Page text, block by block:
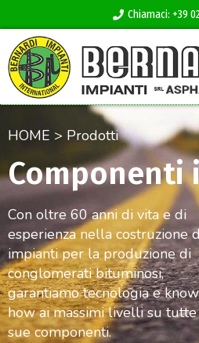
Chiamaci: +39
HOME > Prodotti
Componenti
Con oltre 60 anni di vita e di
esperienza nella costruzione
impianti per la produzione di
conglomerati bituminosi,
garantiamo tecnologia e
how ai massimi livelli su
sue componenti.